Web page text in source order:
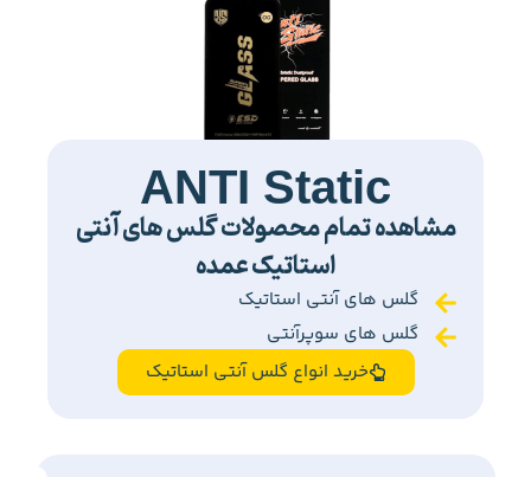
ANTI Static
مشاهده تمام محصولات گلس های آنتی
استاتیک عمده
گلس های آنتی استاتیک
گلس های سوپرآنتی
خرید انواع گلس آنتی استاتیک